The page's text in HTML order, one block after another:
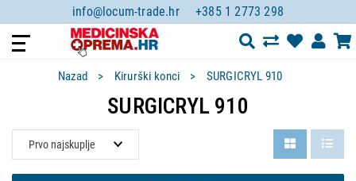
info@locum-trade.hr +385 1 2773 298
Nazad Kirurški konci SURGICRYL 910
SURGICRYL 910